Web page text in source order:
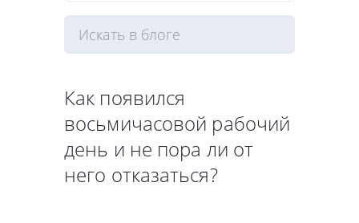
Как появился
восьмичасовой рабочий
день и не пора ли от
него отказаться?